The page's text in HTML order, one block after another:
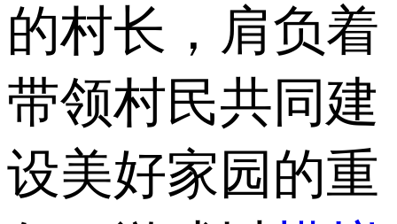
的村长，肩负着
带领村民共同建
设美好家园的重